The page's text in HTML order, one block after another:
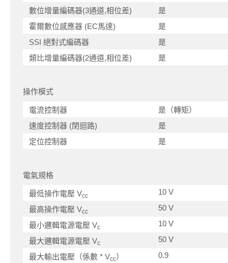
數位增量編碼器(3通道,相位差)
是
霍爾數位感應器 (EC馬達)
是
SSI 絕對式編碼器
是
類比增量編碼器(2通道,相位差)
是
操作模式
電流控制器
是（轉矩）
速度控制器 (閉迴路)
是
定位控制器
是
電氣規格
最低操作電壓 Vcc
10 V
最高操作電壓 Vcc
50 V
最小邏輯電源電壓 Vc
10 V
最大邏輯電源電壓 Vc
50 V
最大輸出電壓（係數 * Vcc）
0.9